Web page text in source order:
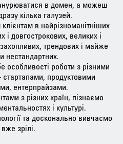
в домен, а можеш
кілька галузей.
в найрізноманітніших
і довгострокових, великих і
трендових і майже
нестандартних.
особливості роботи з різними
стартапами, продуктовими
ентерпрайзами.
з різних країн, пізнаємо
і культурі.
та досконально вивчаємо
вже зрілі.